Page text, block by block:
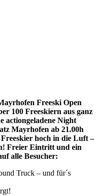
Freeski Open
100 Freeskiern aus ganz
actiongeladene Night
Mayrhofen ab 21.00h
hoch in die Luft –
Freier Eintritt und ein
alle Besucher:
Truck – und für´s